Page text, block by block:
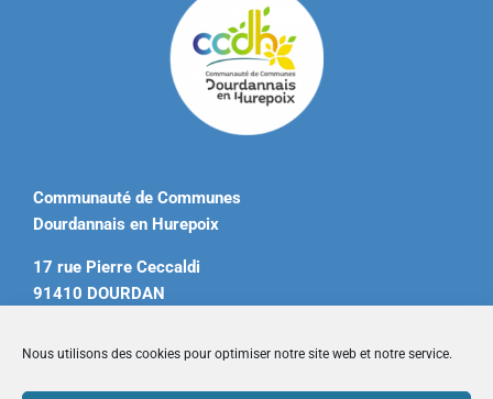
Nous utilisons des cookies pour optimiser notre site web et notre service.
Communauté de Communes
Dourdannais en Hurepoix
17 rue Pierre Ceccaldi
91410 DOURDAN
contact@ccdourdannais.com